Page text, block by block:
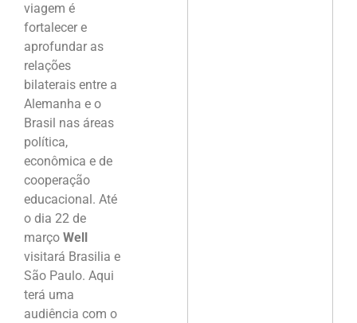
viagem é
fortalecer e
aprofundar as
relações
bilaterais entre a
Alemanha e o
Brasil nas áreas
política,
econômica e de
cooperação
educacional. Até
o dia 22 de
março Well
visitará Brasilia e
São Paulo. Aqui
terá uma
audiência com o